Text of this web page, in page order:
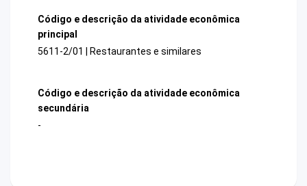
Código e descrição da atividade econômica
principal
5611-2/01 | Restaurantes e similares
Código e descrição da atividade econômica
secundária
-